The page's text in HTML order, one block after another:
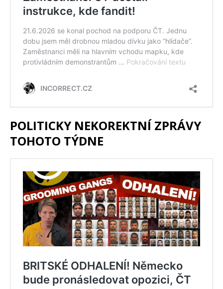
POLITICKY NEKOREKTNÍ ZPRÁVY
TOHOTO TÝDNE